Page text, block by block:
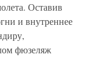
Оставив
и внутреннее
фюзеляж